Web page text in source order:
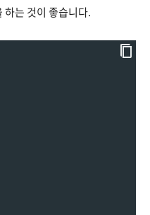
는 것이 좋습니다.